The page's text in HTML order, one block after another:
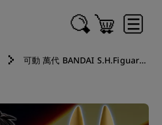
可動 萬代 BANDAI S.H.Figuarts SHF 維吉蘭特—我的英雄學院ILLEGALS 灰廻航一 2603 2604 2605 2606 2607 2608